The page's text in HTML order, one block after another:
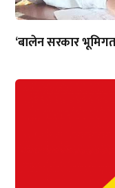
‘बालेन सरकार